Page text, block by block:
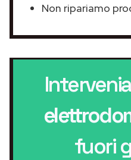
Non ripariamo
fuori